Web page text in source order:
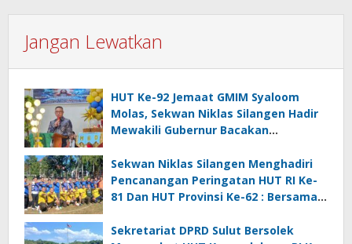
Jangan Lewatkan
HUT Ke-92 Jemaat GMIM Syaloom
Molas, Sekwan Niklas Silangen Hadir
Mewakili Gubernur Bacakan
Sekwan Niklas Silangen Menghadiri
Pencanangan Peringatan HUT RI Ke-
81 Dan HUT Provinsi Ke-62 : Bersama
Melawan Tim Kodam XIII Merdeka
Sekretariat DPRD Sulut Bersolek